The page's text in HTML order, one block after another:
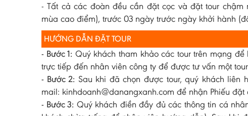
- Tất cả các đoàn đều cần đặt cọc và đặt tour
mùa cao điểm), trước 03 ngày trước ngày khởi hành
HƯỚNG DẪN ĐẶT TOUR
- Bước 1: Quý khách tham khảo các tour trên mạng
trực tiếp đến nhân viên công ty để được tư vấn một
- Bước 2: Sau khi đã chọn được tour, quý khách liên
mail: kinhdoanh@danangxanh.com để nhận Phiếu đặt
- Bước 3: Quý khách điền đầy đủ các thông tin cá